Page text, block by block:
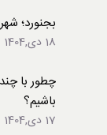
بجنورد؛
18 دی,1404
چطور با
باشیم؟
17 دی,1404